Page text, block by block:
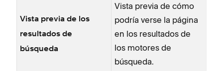
Vista previa de los
resultados de
búsqueda
Vista previa de cómo
podría verse la página
en los resultados de
los motores de
búsqueda.